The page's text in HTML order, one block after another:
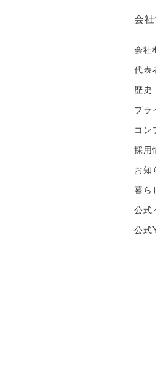
会
会社
代表
歴史
プラ
コン
採用
お知
暮ら
公式
公式